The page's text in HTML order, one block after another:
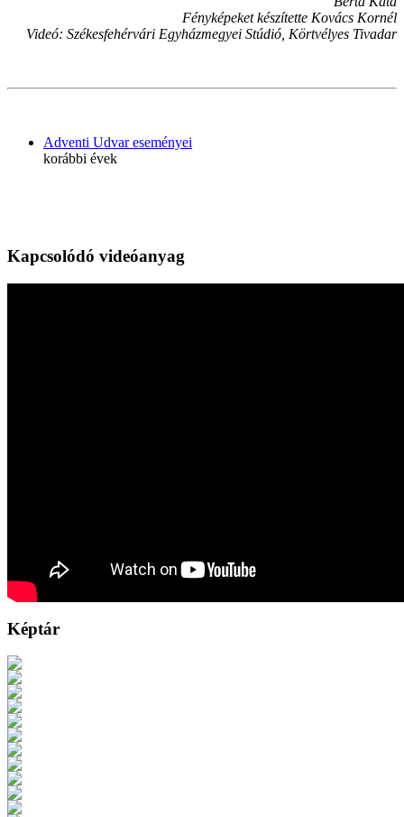
Fényképeket készítette Kovács Kornél
Videó: Székesfehérvári Egyházmegyei Stúdió, Körtvélyes Tivadar
Adventi Udvar eseményei
korábbi évek
Kapcsolódó videóanyag
Képtár